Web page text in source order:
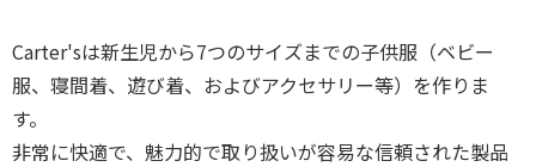
Carter'sは新生児から7つのサイズまでの子供服（ベビー
服、寝間着、遊び着、およびアクセサリー等）を作りま
す。
非常に快適で、魅力的で取り扱いが容易な信頼された製品